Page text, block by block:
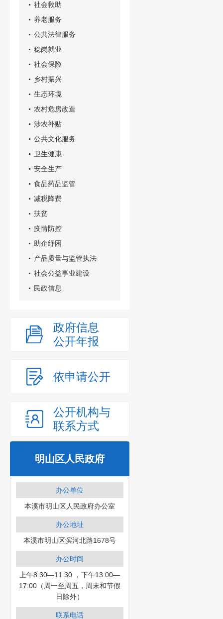
社会救助
养老服务
公共法律服务
稳岗就业
社会保险
乡村振兴
生态环境
农村危房改造
涉农补贴
公共文化服务
卫生健康
安全生产
食品药品监管
减税降费
扶贫
疫情防控
助企纾困
产品质量与监管执法
社会公益事业建设
民政信息
政府信息
公开年报
依申请公开
公开机构与
联系方式
明山区人民政府
办公单位
本溪市明山区人民政府办公室
办公地址
本溪市明山区滨河北路1678号
办公时间
上午8:30—11:30 ，下午13:00—
17:00（周一至周五，周末和节假
日除外）
联系电话